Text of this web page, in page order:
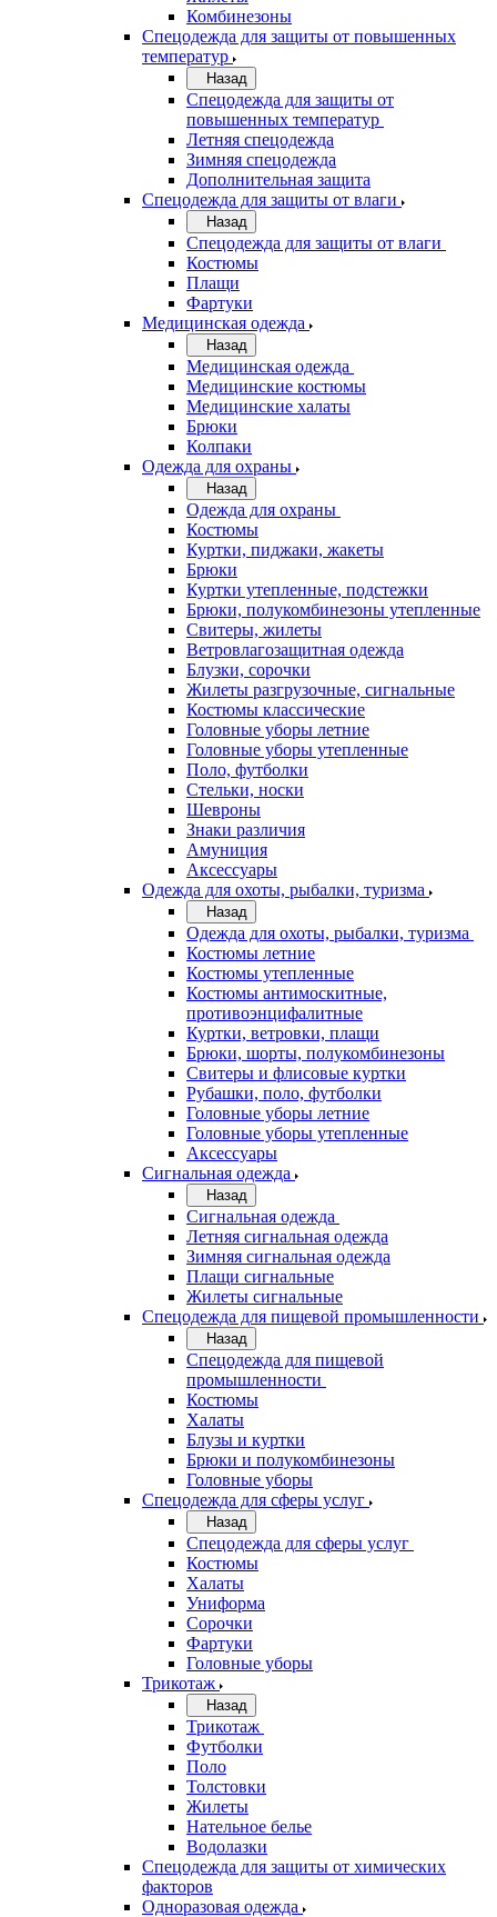
Комбинезоны
Спецодежда для защиты от повышенных
температур
Назад
Спецодежда для защиты от
повышенных температур
Летняя спецодежда
Зимняя спецодежда
Дополнительная защита
Спецодежда для защиты от влаги
Назад
Спецодежда для защиты от влаги
Костюмы
Плащи
Фартуки
Медицинская одежда
Назад
Медицинская одежда
Медицинские костюмы
Медицинские халаты
Брюки
Колпаки
Одежда для охраны
Назад
Одежда для охраны
Костюмы
Куртки, пиджаки, жакеты
Брюки
Куртки утепленные, подстежки
Брюки, полукомбинезоны утепленные
Свитеры, жилеты
Ветровлагозащитная одежда
Блузки, сорочки
Жилеты разгрузочные, сигнальные
Костюмы классические
Головные уборы летние
Головные уборы утепленные
Поло, футболки
Стельки, носки
Шевроны
Знаки различия
Амуниция
Аксессуары
Одежда для охоты, рыбалки, туризма
Назад
Одежда для охоты, рыбалки, туризма
Костюмы летние
Костюмы утепленные
Костюмы антимоскитные,
противоэнцифалитные
Куртки, ветровки, плащи
Брюки, шорты, полукомбинезоны
Свитеры и флисовые куртки
Рубашки, поло, футболки
Головные уборы летние
Головные уборы утепленные
Аксессуары
Сигнальная одежда
Назад
Сигнальная одежда
Летняя сигнальная одежда
Зимняя сигнальная одежда
Плащи сигнальные
Жилеты сигнальные
Спецодежда для пищевой промышленности
Назад
Спецодежда для пищевой
промышленности
Костюмы
Халаты
Блузы и куртки
Брюки и полукомбинезоны
Головные уборы
Спецодежда для сферы услуг
Назад
Спецодежда для сферы услуг
Костюмы
Халаты
Униформа
Сорочки
Фартуки
Головные уборы
Трикотаж
Назад
Трикотаж
Футболки
Поло
Толстовки
Жилеты
Нательное белье
Водолазки
Спецодежда для защиты от химических
факторов
Одноразовая одежда